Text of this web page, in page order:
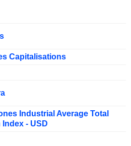
Capitalisations
Industrial Average Total
Index - USD